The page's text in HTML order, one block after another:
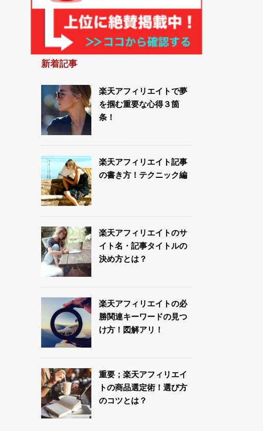
新着記事
楽天アフィリエイトで夢
を掴む重要な心得３箇
条！
楽天アフィリエイト記事
の書き方！テクニック編
楽天アフィリエイトのサ
イト名・記事タイトルの
決め方とは？
楽天アフィリエイトの必
勝関連キーワードの見つ
け方！図解アリ！
重要；楽天アフィリエイ
トの商品選定術！選び方
のコツとは？